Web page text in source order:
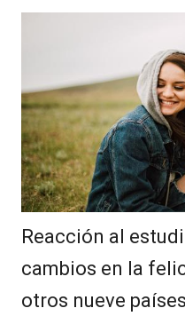
Reacción al
cambios en la
otros nueve